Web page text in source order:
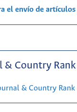
el envío de artículos
& Country Rank